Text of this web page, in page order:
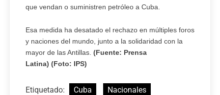
que vendan o suministren petróleo a Cuba.
Esa medida ha desatado el rechazo en múltiples foros
y naciones del mundo, junto a la solidaridad con la
mayor de las Antillas. (Fuente: Prensa
Latina) (Foto: IPS)
Etiquetado: Cuba
Nacionales